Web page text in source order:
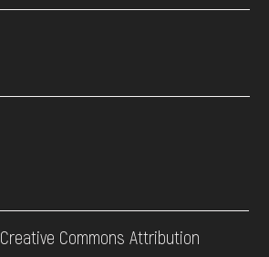
Creative Commons Attribution